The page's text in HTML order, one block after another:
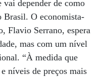
vai depender de como
Brasil. O economista-
Flavio Serrano, espera
mas com um nível
“À medida que
níveis de preços mais